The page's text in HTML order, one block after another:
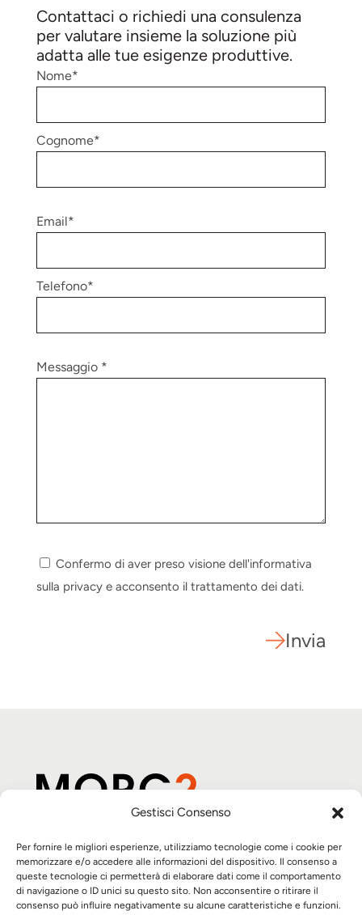
Gestisci Consenso
Per fornire le migliori esperienze, utilizziamo tecnologie come i cookie per
memorizzare e/o accedere alle informazioni del dispositivo. Il consenso a
queste tecnologie ci permetterà di elaborare dati come il comportamento
di navigazione o ID unici su questo sito. Non acconsentire o ritirare il
consenso può influire negativamente su alcune caratteristiche e funzioni.
Contattaci o richiedi una consulenza
per valutare insieme la soluzione più
adatta alle tue esigenze produttive.
Nome*
Cognome*
Email*
Telefono*
Messaggio *
Confermo di aver preso visione dell'informativa
sulla privacy e acconsento il trattamento dei dati.
Invia
Automazione su misura
Partner tecnologici
Progetti